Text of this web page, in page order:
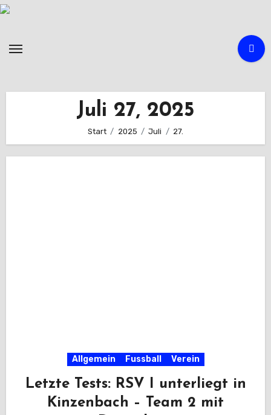
Zum
Juli 27, 2025
Start 2025 Juli 27.
Allgemein Fussball Verein
Letzte Tests: RSV I unterliegt in
Kinzenbach – Team 2 mit